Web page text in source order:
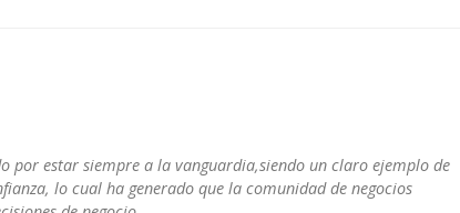
por estar siempre a la vanguardia,siendo un claro ejemplo de
lo cual ha generado que la comunidad de negocios